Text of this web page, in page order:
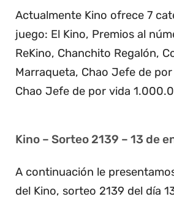
Actualmente Kino ofrece 7
juego: El Kino, Premios al
ReKino, Chanchito Regalón,
Marraqueta, Chao Jefe de
Chao Jefe de por vida
Kino – Sorteo 2139 – 13 de
A continuación le
del Kino, sorteo 2139 del día